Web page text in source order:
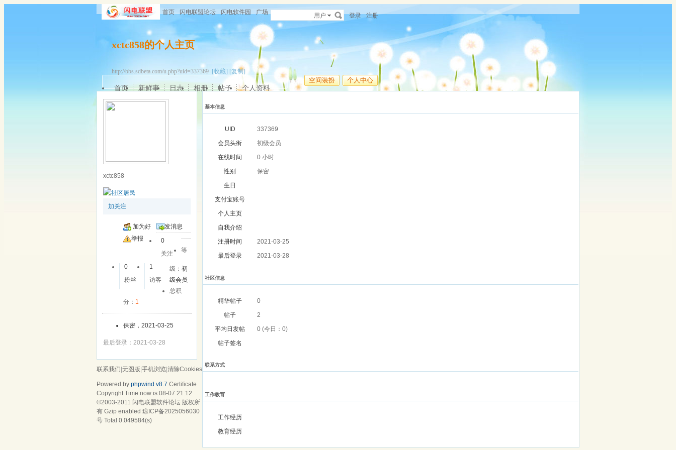
首页 闪电联盟论坛 闪电软件园 广场 用户 登录 注册
xctc858的个人主页
http://bbs.sdbeta.com/u.php?uid=337369 [收藏] [复制]
空间装扮 个人中心
首页 新鲜事 日志 相册 帖子 个人资料
xctc858
加关注
加为好
友
发消息
举报
0
关注
0
粉丝
1
访客
等
级：初
级会员
总积
分： 1
保密，2021-03-25
最后登录：2021-03-28
基本信息
UID
337369
会员头衔
初级会员
在线时间
0 小时
性别
保密
生日
支付宝账号
个人主页
自我介绍
注册时间
2021-03-25
最后登录
2021-03-28
社区信息
精华帖子
0
帖子
2
平均日发帖
0 (今日：0)
帖子签名
联系方式
工作教育
工作经历
教育经历
联系我们 无图版 手机浏览 清除Cookies
Powered by phpwind v8.7 Certificate
Copyright Time now is:08-07 21:12
©2003-2011 闪电联盟软件论坛 版权所
有 Gzip enabled 琼ICP备2025056030
号 Total 0.049584(s)